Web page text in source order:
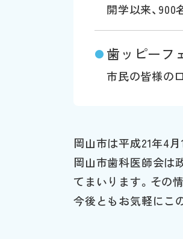
開学以来、
● 歯ッピーフ
市民の皆様の
岡山市は平成21年4
岡山市歯科医師会は
てまいります。その
今後ともお気軽にこ